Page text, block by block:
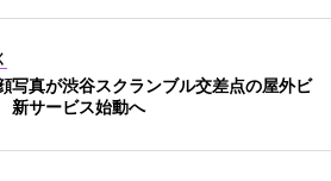
写真が渋谷スクランブル交差点の屋外ビ
新サービス始動へ